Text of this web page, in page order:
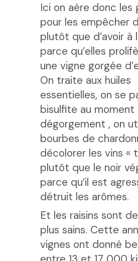
Ici on aère donc les
pour les empêcher
plutôt que d’avoir à
parce qu’elles
une vigne gorgée
On traite aux huiles
essentielles, on se
bisulfite au moment
dégorgement , on
bourbes de
décolorer les vins «
plutôt que le noir
parce qu’il est
détruit les arômes.
Et les raisins sont
plus sains. Cette
vignes ont donné